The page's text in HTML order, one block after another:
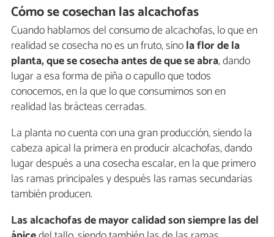
Cómo se cosechan las alcachofas
Cuando hablamos del consumo de alcachofas, lo que en
realidad se cosecha no es un fruto, sinola flor de la
planta, que se cosecha antes de que se abra, dando
lugar a esa forma de piña o capullo que todos
conocemos, en la que lo que consumimos son en
realidad las brácteas cerradas.
La planta no cuenta con una gran producción, siendo la
cabeza apical la primera en producir alcachofas, dando
lugar después a una cosecha escalar, en la que primero
las ramas principales y después las ramas secundarias
también producen.
Las alcachofas de mayor calidad son siempre las del